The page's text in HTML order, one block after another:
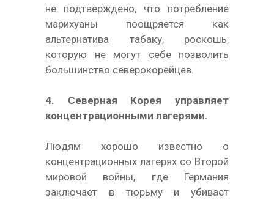
не подтверждено, что потребление
марихуаны поощряется как
альтернатива табаку, роскошь,
которую не могут себе позволить
большинство северокорейцев.
4. Северная Корея управляет
концентрационными лагерями.
Людям хорошо известно о
концентрационных лагерях со Второй
мировой войны, где Германия
заключает в тюрьму и убивает